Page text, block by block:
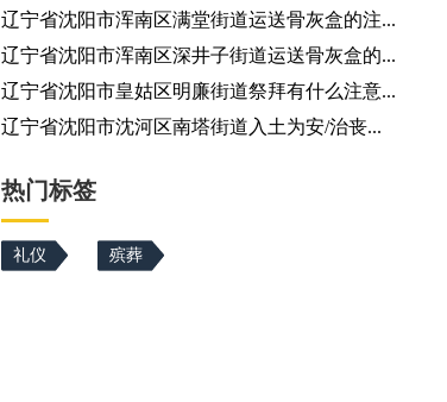
辽宁省沈阳市浑南区满堂街道运送骨灰盒的注...
辽宁省沈阳市浑南区深井子街道运送骨灰盒的...
辽宁省沈阳市皇姑区明廉街道祭拜有什么注意...
辽宁省沈阳市沈河区南塔街道入土为安/治丧...
热门标签
礼仪 殡葬